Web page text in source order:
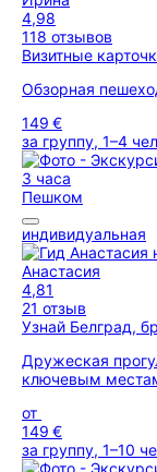
4,98
118 отзывов
Визитные
Обзорная
149 €
за группу, 1–4
3 часа
Пешком
индивидуальная
Анастасия
4,81
21 отзыв
Узнай Белград,
Дружеская
ключевым
от
149 €
за группу, 1–10